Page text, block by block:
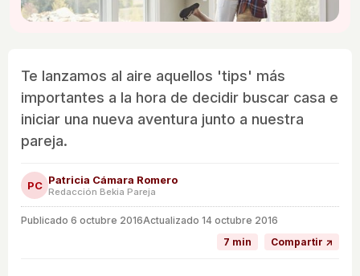
Te lanzamos al aire aquellos 'tips' más
importantes a la hora de decidir buscar casa e
iniciar una nueva aventura junto a nuestra
pareja.
PC Patricia Cámara Romero
Redacción Bekia Pareja
Publicado 6 octubre 2016Actualizado 14 octubre 2016
7 min
Compartir ↗